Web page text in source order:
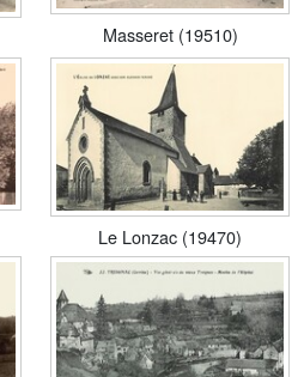
Masseret (19510)
Le Lonzac (19470)